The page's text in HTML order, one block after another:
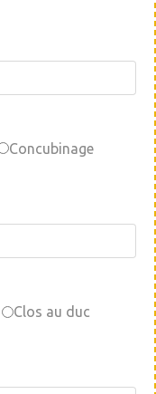
Concubinage
Clos au duc